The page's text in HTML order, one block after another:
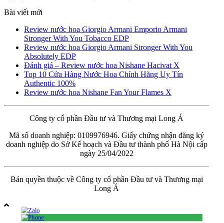
Bài viết mới
Review nước hoa Giorgio Armani Emporio Armani
Stronger With You Tobacco EDP
Review nước hoa Giorgio Armani Stronger With You
Absolutely EDP
Đánh giá – Review nước hoa Nishane Hacivat X
Top 10 Cửa Hàng Nước Hoa Chính Hãng Uy Tín
Authentic 100%
Review nước hoa Nishane Fan Your Flames X
Công ty cổ phần Đầu tư và Thương mại Long Á
Mã số doanh nghiệp: 0109976946. Giấy chứng nhận đăng ký
doanh nghiệp do Sở Kế hoạch và Đầu tư thành phố Hà Nội cấp
ngày 25/04/2022
Bản quyền thuộc về Công ty cổ phần Đầu tư và Thương mại
Long Á